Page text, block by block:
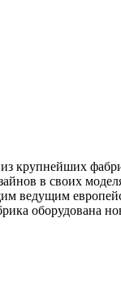
крупнейших
в своих
ведущим
оборудована